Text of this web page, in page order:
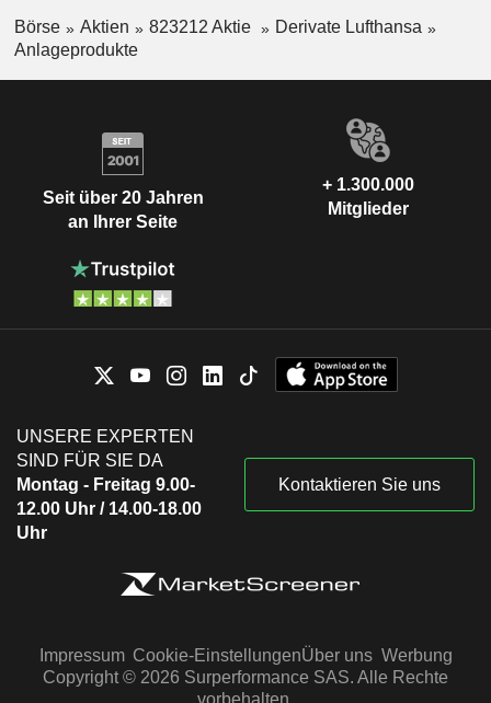
Börse Aktien 823212 Aktie
Derivate Lufthansa
Anlageprodukte
Seit über 20 Jahren
an Ihrer Seite
+ 1.300.000
Mitglieder
UNSERE EXPERTEN
SIND FÜR SIE DA
Montag - Freitag 9.00-
12.00 Uhr / 14.00-18.00
Uhr
Kontaktieren Sie uns
Impressum Cookie-EinstellungenÜber uns Werbung
Copyright © 2026 Surperformance SAS. Alle Rechte
vorbehalten.